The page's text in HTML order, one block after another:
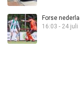
Forse
16:03 - 24 juli